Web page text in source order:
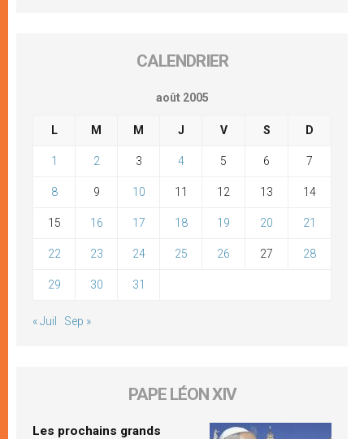
CALENDRIER
août 2005
L M M J V S D
1 2 3 4 5 6 7
8 9 10 11 12 13 14
15 16 17 18 19 20 21
22 23 24 25 26 27 28
29 30 31
« Juil Sep »
PAPE LÉON XIV
Les prochains grands